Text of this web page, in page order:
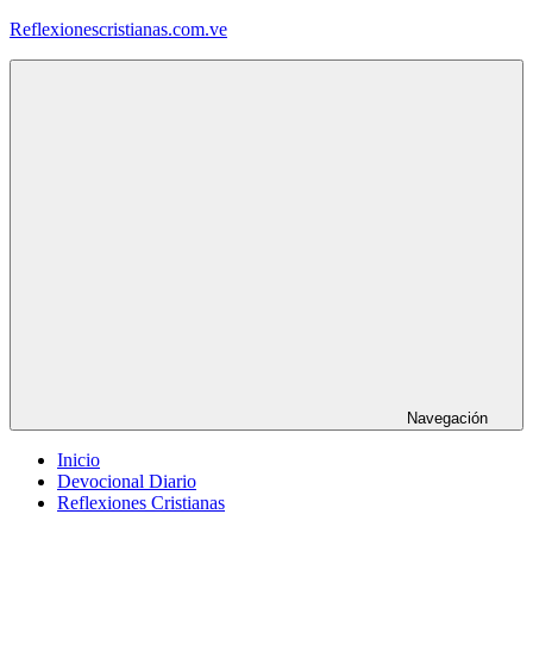
Saltar
Reflexionescristianas.com.ve
Navegación
Inicio
Devocional Diario
Reflexiones Cristianas